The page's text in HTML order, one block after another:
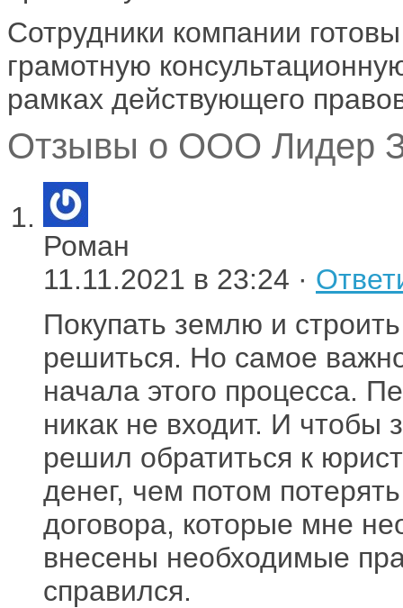
Сотрудники компании
грамотную
рамках действующего
Отзывы о ООО Лидер
Роман
11.11.2021 в 23:24 ·
Покупать землю и
решиться. Но самое
начала этого процесса.
никак не входит. И чтобы
решил обратиться к
денег, чем потом
договора, которые мне
внесены необходимые
справился.